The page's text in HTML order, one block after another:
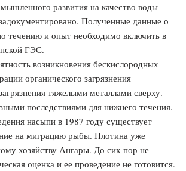
развития на качество воды
Полученные данные о
течению и опыт необходимо включить в
ГЭС.
возникновения бескислородных
органического загрязнения
тяжелыми металлами сверху.
последствиями для нижнего течения.
насыпи в 1987 году существует
на миграцию рыбы. Плотина уже
хозяйству Ангары. До сих пор не
оценка и ее проведение не готовится.